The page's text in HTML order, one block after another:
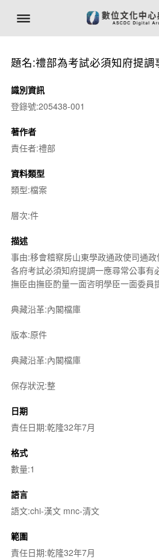
題名:禮部為考試必須知府提調
識別資訊
登錄號:205438-001
著作者
責任者:禮部
資料類型
類型:檔案
層次:件
描述
事由:移會稽察房山東學政通政使司通
各府考試必須知府提調一應尋常公事有
撫臣由撫臣酌量一面咨明學臣一面委員
典藏沿革:內閣檔庫
版本:原件
典藏沿革:內閣檔庫
保存狀況:整
日期
責任日期:乾隆32年7月
格式
數量:1
語言
語文:chi-漢文 mnc-清文
範圍
責任日期:乾隆32年7月